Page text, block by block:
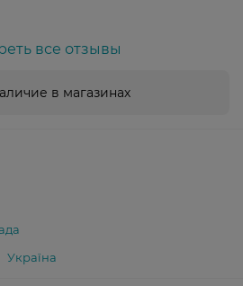
все отзывы
в магазинах
Україна